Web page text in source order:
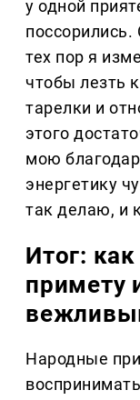
у одной
тех пор я
чтобы лезть
тарелки и
этого
мою
энергетику
так делаю, и
Итог:
примету
Народные